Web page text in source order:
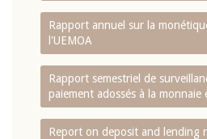
Rapport annuel sur la
l'UEMOA
Rapport semestriel de
paiement adossés à la monnaie
Report on deposit and lending